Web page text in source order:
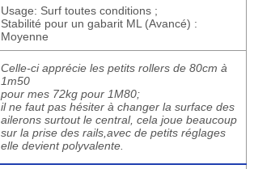
Usage: Surf toutes conditions ;
Stabilité pour un gabarit ML (Avancé) :
Moyenne
Celle-ci apprécie les petits rollers de 80cm à
1m50
pour mes 72kg pour 1M80;
il ne faut pas hésiter à changer la surface des
ailerons surtout le central, cela joue beaucoup
sur la prise des rails,avec de petits réglages
elle devient polyvalente.